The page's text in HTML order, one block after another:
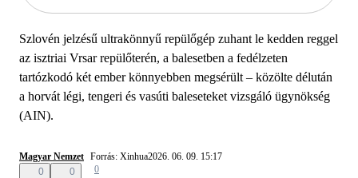
Szlovén jelzésű ultrakönnyű repülőgép zuhant le kedden reggel
az isztriai Vrsar repülőterén, a balesetben a fedélzeten
tartózkodó két ember könnyebben megsérült – közölte délután
a horvát légi, tengeri és vasúti baleseteket vizsgáló ügynökség
(AIN).
Magyar Nemzet Forrás: Xinhua2026. 06. 09. 15:17
0
0 0